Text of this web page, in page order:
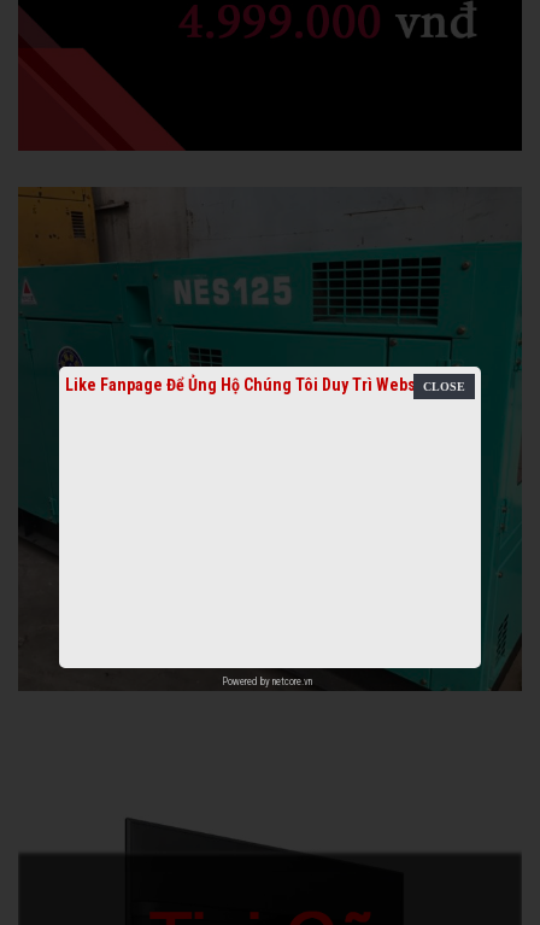
Like Fanpage Để Ủng Hộ Chúng Tôi Duy Trì Website
Powered by netcore.vn